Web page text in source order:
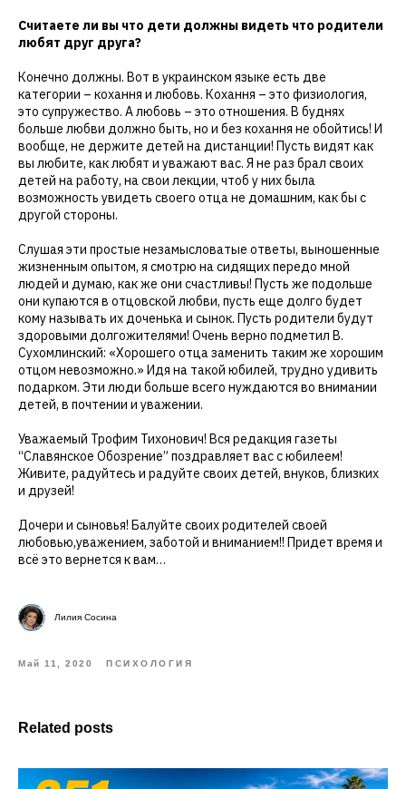
Считаете ли вы что дети должны видеть что родители
любят друг друга?
Конечно должны. Вот в украинском языке есть две
категории – кохання и любовь. Кохання – это физиология,
это супружество. А любовь – это отношения. В буднях
больше любви должно быть, но и без кохання не обойтись! И
вообще, не держите детей на дистанции! Пусть видят как
вы любите, как любят и уважают вас. Я не раз брал своих
детей на работу, на свои лекции, чтоб у них была
возможность увидеть своего отца не домашним, как бы с
другой стороны.
Слушая эти простые незамысловатые ответы, выношенные
жизненным опытом, я смотрю на сидящих передо мной
людей и думаю, как же они счастливы! Пусть же подольше
они купаются в отцовской любви, пусть еще долго будет
кому называть их доченька и сынок. Пусть родители будут
здоровыми долгожителями! Очень верно подметил В.
Сухомлинский: «Хорошего отца заменить таким же хорошим
отцом невозможно.» Идя на такой юбилей, трудно удивить
подарком. Эти люди больше всего нуждаются во внимании
детей, в почтении и уважении.
Уважаемый Трофим Тихонович! Вся редакция газеты
“Славянское Обозрение” поздравляет вас с юбилеем!
Живите, радуйтесь и радуйте своих детей, внуков, близких
и друзей!
Дочери и сыновья! Балуйте своих родителей своей
любовью,уважением, заботой и вниманием!! Придет время и
всё это вернется к вам…
Лилия Сосина
Май 11, 2020 ПСИХОЛОГИЯ
Related posts